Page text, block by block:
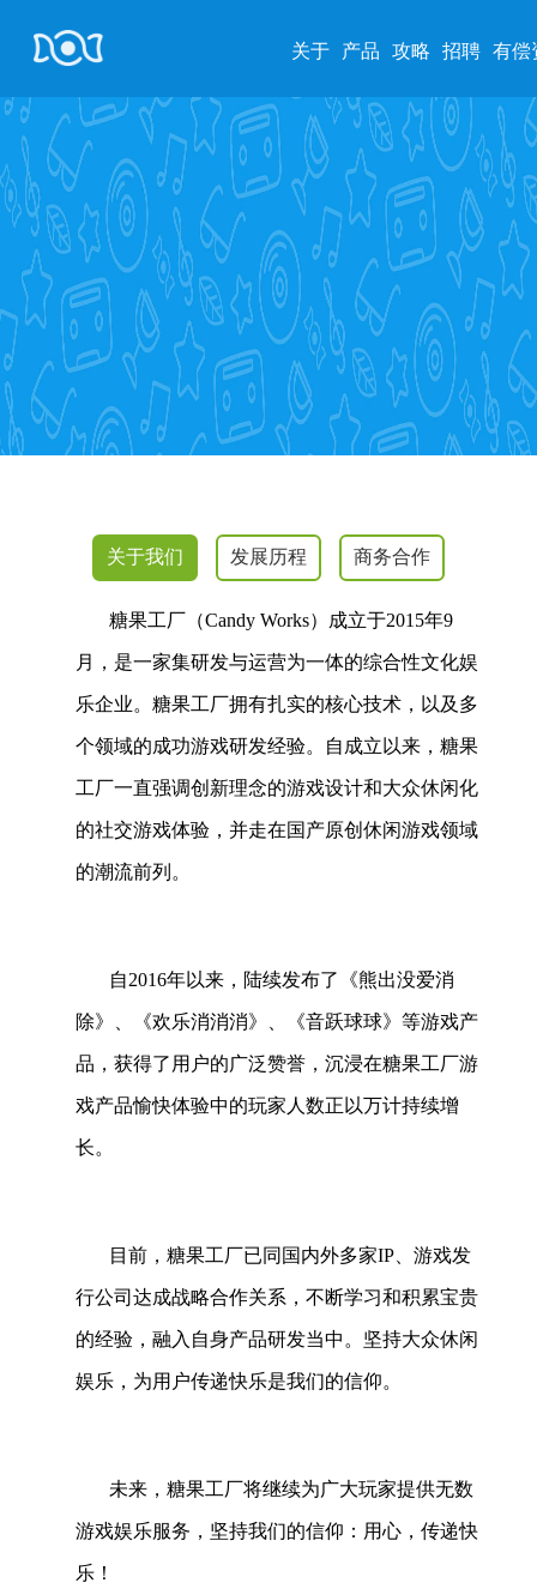
关于 产品 攻略 招聘 有偿
关于我们 发展历程 商务合作
糖果工厂（Candy Works）成立于2015年9
月，是一家集研发与运营为一体的综合性文化娱
乐企业。糖果工厂拥有扎实的核心技术，以及多
个领域的成功游戏研发经验。自成立以来，糖果
工厂一直强调创新理念的游戏设计和大众休闲化
的社交游戏体验，并走在国产原创休闲游戏领域
的潮流前列。
自2016年以来，陆续发布了《熊出没爱消
除》、《欢乐消消消》、《音跃球球》等游戏产
品，获得了用户的广泛赞誉，沉浸在糖果工厂游
戏产品愉快体验中的玩家人数正以万计持续增
长。
目前，糖果工厂已同国内外多家IP、游戏发
行公司达成战略合作关系，不断学习和积累宝贵
的经验，融入自身产品研发当中。坚持大众休闲
娱乐，为用户传递快乐是我们的信仰。
未来，糖果工厂将继续为广大玩家提供无数
游戏娱乐服务，坚持我们的信仰：用心，传递快
乐！